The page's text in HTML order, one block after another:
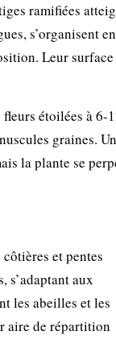
ramifiées
s’organisent en
Leur
étoilées à 6-
graines.
la plante se
et pentes
s’adaptant aux
les abeilles et les
aire de répartition